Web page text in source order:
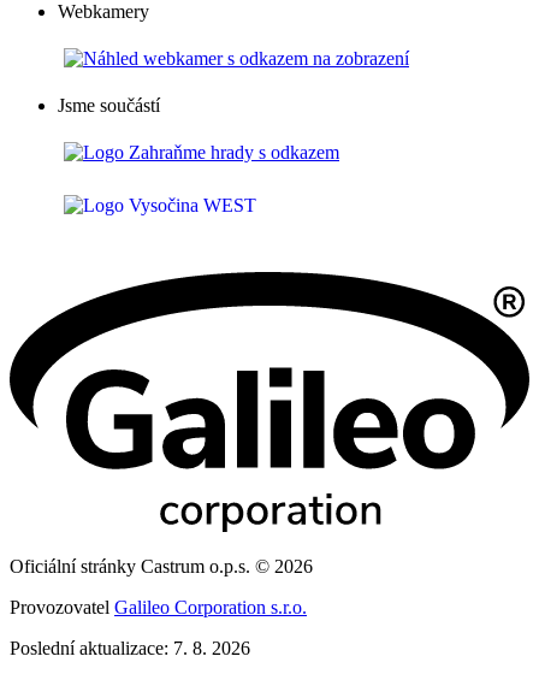
Webkamery
Jsme součástí
Oficiální stránky Castrum o.p.s. © 2026
Provozovatel Galileo Corporation s.r.o.
Poslední aktualizace: 7. 8. 2026